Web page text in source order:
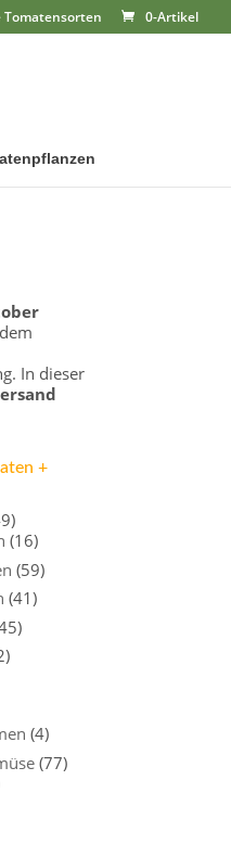
0-Artikel
In dieser
+
(16)
(59)
(41)
(4)
(77)